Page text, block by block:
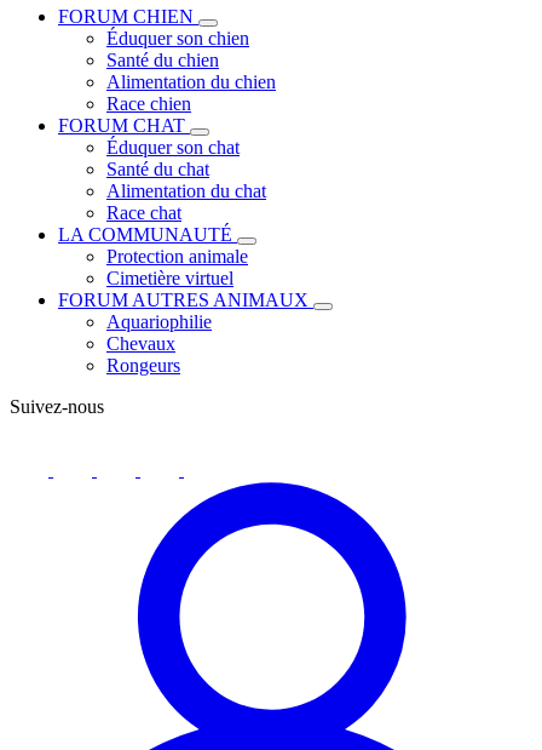
FORUM CHIEN
Éduquer son chien
Santé du chien
Alimentation du chien
Race chien
FORUM CHAT
Éduquer son chat
Santé du chat
Alimentation du chat
Race chat
LA COMMUNAUTÉ
Protection animale
Cimetière virtuel
FORUM AUTRES ANIMAUX
Aquariophilie
Chevaux
Rongeurs
Suivez-nous